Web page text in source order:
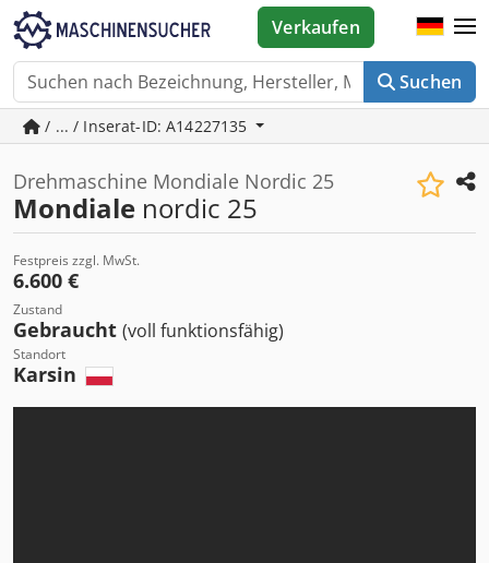
Suchen
Verkaufen
/ ... / Inserat-ID: A14227135
Drehmaschine Mondiale Nordic 25
Mondiale nordic 25
Festpreis zzgl. MwSt.
6.600 €
Zustand
Gebraucht (voll funktionsfähig)
Standort
Karsin